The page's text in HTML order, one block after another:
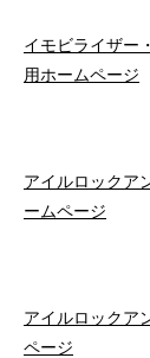
イモビライザー
用ホームページ
アイルロックア
ームページ
アイルロックア
ページ